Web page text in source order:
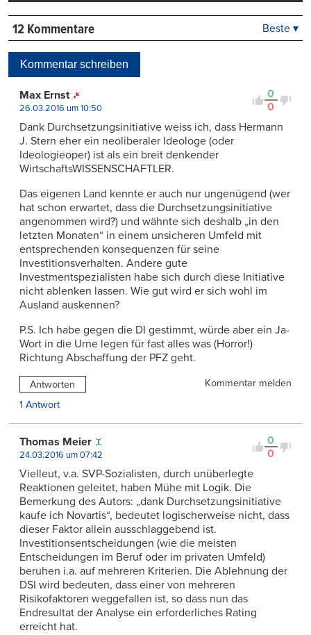
12 Kommentare Beste ▾
Kommentar schreiben
0
0
Max Ernst
26.03.2016 um 10:50
Dank Durchsetzungsinitiative weiss ich, dass Hermann
J. Stern eher ein neoliberaler Ideologe (oder
Ideologieoper) ist als ein breit denkender
WirtschaftsWISSENSCHAFTLER.
Das eigenen Land kennte er auch nur ungenügend (wer
hat schon erwartet, dass die Durchsetzungsinitiative
angenommen wird?) und wähnte sich deshalb „in den
letzten Monaten“ in einem unsicheren Umfeld mit
entsprechenden konsequenzen für seine
Investitionsverhalten. Andere gute
Investmentspezialisten habe sich durch diese Initiative
nicht ablenken lassen. Wie gut wird er sich wohl im
Ausland auskennen?
P.S. Ich habe gegen die DI gestimmt, würde aber ein Ja-
Wort in die Urne legen für fast alles was (Horror!)
Richtung Abschaffung der PFZ geht.
Antworten
Kommentar melden
1 Antwort
0
0
Thomas Meier
24.03.2016 um 07:42
Vielleut, v.a. SVP-Sozialisten, durch unüberlegte
Reaktionen geleitet, haben Mühe mit Logik. Die
Bemerkung des Autors: „dank Durchsetzungsinitiative
kaufe ich Novartis“, bedeutet logischerweise nicht, dass
dieser Faktor allein ausschlaggebend ist.
Investitionsentscheidungen (wie die meisten
Entscheidungen im Beruf oder im privaten Umfeld)
beruhen i.a. auf mehreren Kriterien. Die Ablehnung der
DSI wird bedeuten, dass einer von mehreren
Risikofaktoren weggefallen ist, so dass nun das
Endresultat der Analyse ein erforderliches Rating
erreicht hat.